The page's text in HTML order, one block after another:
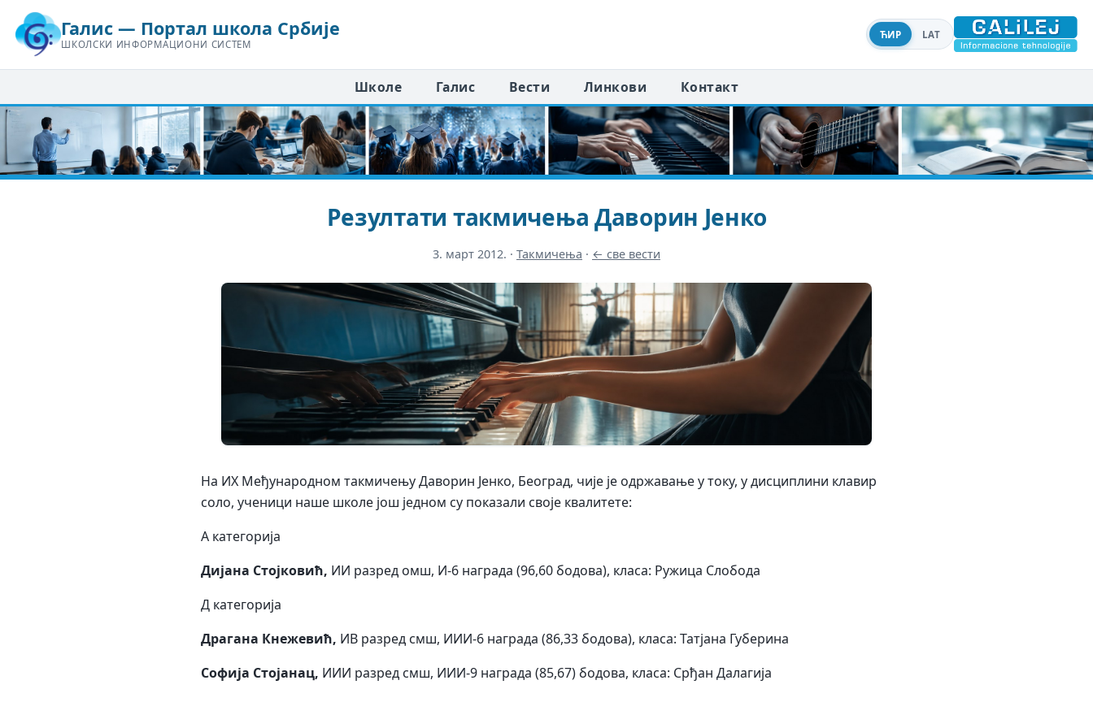
Галис — Портал школа Србије
ШКОЛСКИ ИНФОРМАЦИОНИ СИСТЕМ
ЋИР LAT
Школе Галис Вести Линкови Контакт
Резултати такмичења Даворин Јенко
3. март 2012. · Такмичења · ← све вести
На ИX Међународном такмичењу Даворин Јенко, Београд, чије је одржавање у току, у дисциплини клавир
соло, ученици наше школе још једном су показали своје квалитете:
А категорија
Дијана Стојковић, ИИ разред омш, И-6 награда (96,60 бодова), класа: Ружица Слобода
Д категорија
Драгана Кнежевић, ИВ разред смш, ИИИ-6 награда (86,33 бодова), класа: Татјана Губерина
Софија Стојанац, ИИИ разред смш, ИИИ-9 награда (85,67) бодова, класа: Срђан Далагија